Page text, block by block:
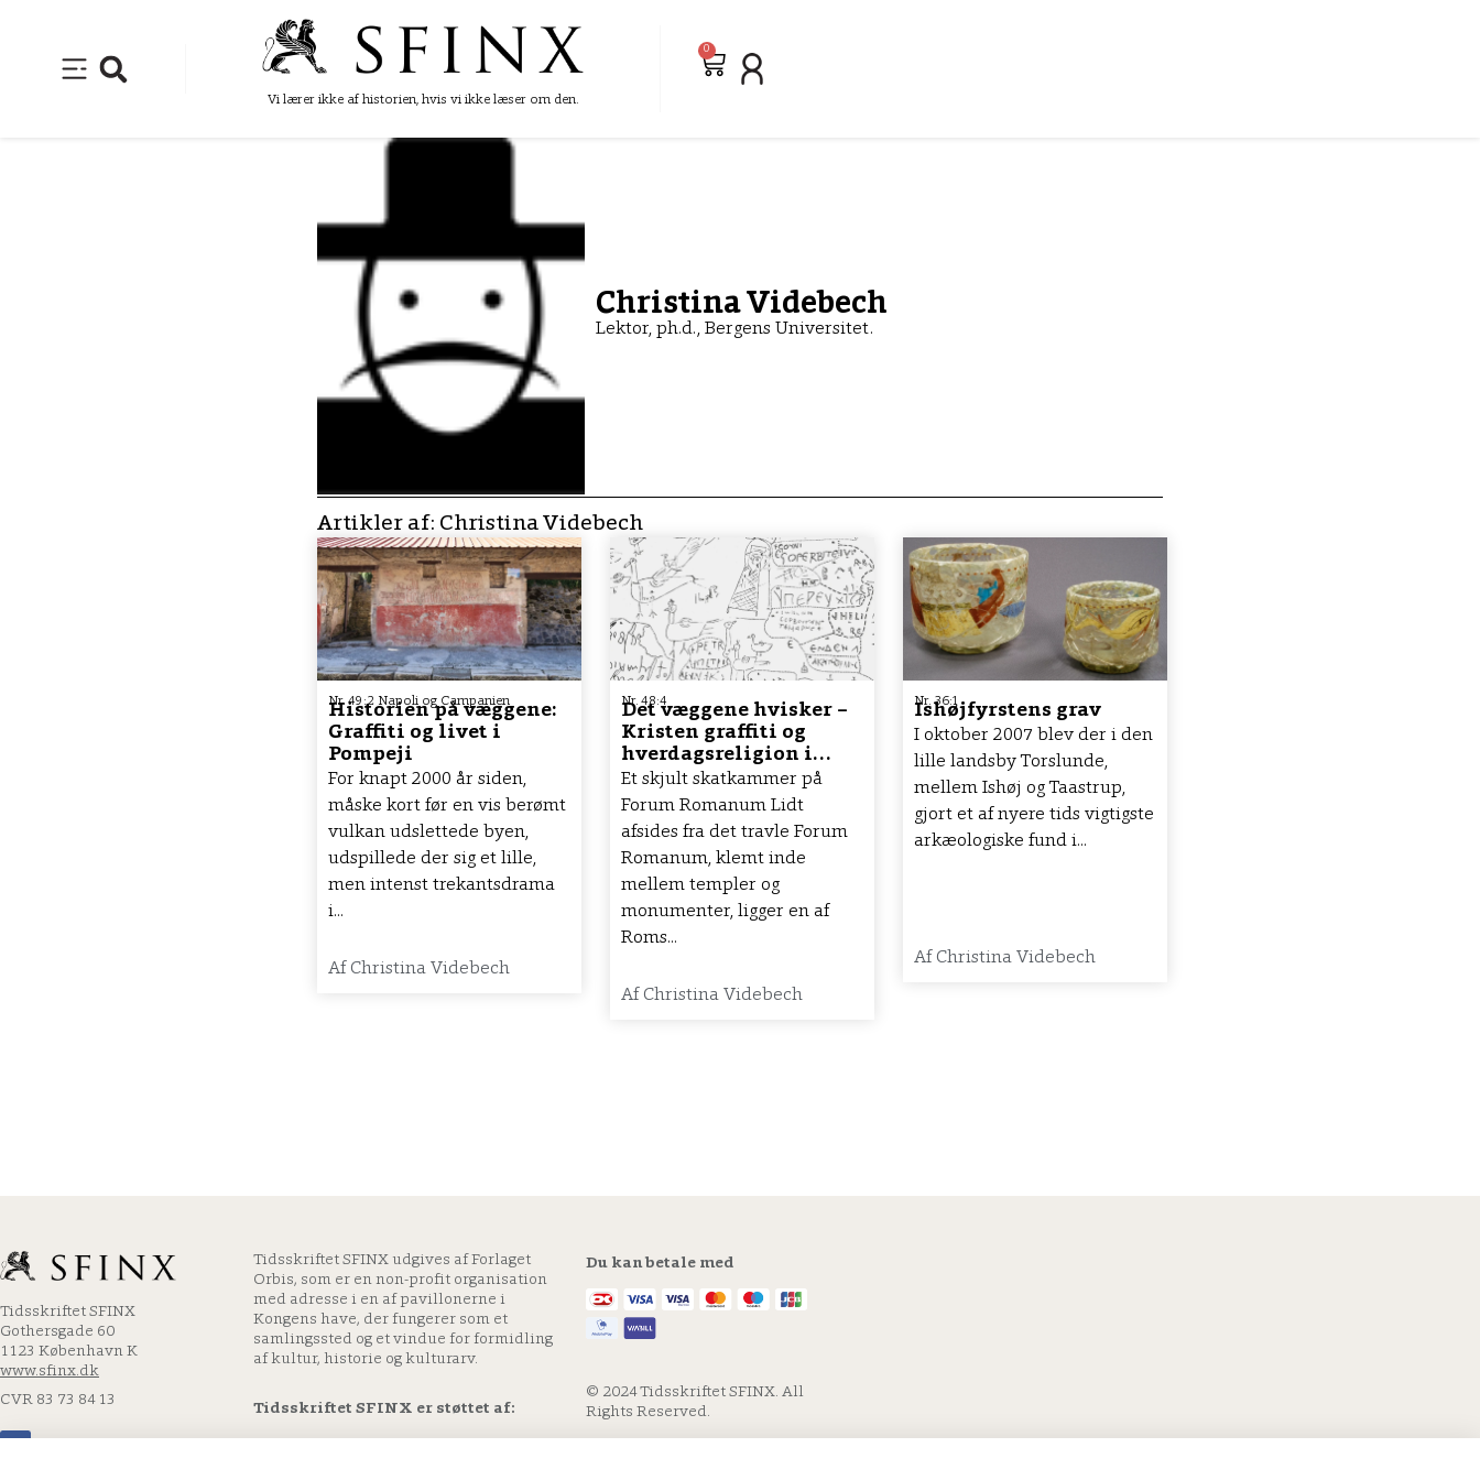
Vi lærer ikke af historien, hvis vi ikke læser om den.
0
Christina Videbech
Lektor, ph.d., Bergens Universitet.
Artikler af: Christina Videbech
Nr. 49:2 Napoli og Campanien
Historien på væggene:
Graffiti og livet i
Pompeji
For knapt 2000 år siden,
måske kort før en vis berømt
vulkan udslettede byen,
udspillede der sig et lille,
men intenst trekantsdrama
i...
Af Christina Videbech
Nr. 48:4
Det væggene hvisker –
Kristen graffiti og
hverdagsreligion i
Santa Maria Antiqua
på Forum Romanum
Et skjult skatkammer på
Forum Romanum Lidt
afsides fra det travle Forum
Romanum, klemt inde
mellem templer og
monumenter, ligger en af
Roms...
Af Christina Videbech
Nr. 36:1
Ishøjfyrstens grav
I oktober 2007 blev der i den
lille landsby Torslunde,
mellem Ishøj og Taastrup,
gjort et af nyere tids vigtigste
arkæologiske fund i...
Af Christina Videbech
Tidsskriftet SFINX
Gothersgade 60
1123 København K
www.sfinx.dk
CVR 83 73 84 13
Tidsskriftet SFINX udgives af Forlaget
Orbis, som er en non-profit organisation
med adresse i en af pavillonerne i
Kongens have, der fungerer som et
samlingssted og et vindue for formidling
af kultur, historie og kulturarv.
Tidsskriftet SFINX er støttet af:
Du kan betale med
© 2024 Tidsskriftet SFINX. All
Rights Reserved.